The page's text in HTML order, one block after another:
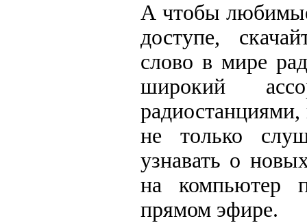
А чтобы
доступе,
слово в мире
широкий
не только
узнавать о
на компьютер
прямом эфире.